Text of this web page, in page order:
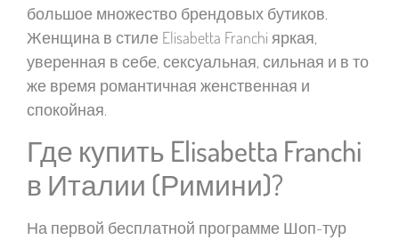
большое множество брендовых бутиков.
Женщина в стиле Elisabetta Franchi яркая,
уверенная в себе, сексуальная, сильная и в то
же время романтичная женственная и
спокойная.
Где купить Elisabetta Franchi
в Италии (Римини)?
На первой бесплатной программе Шоп-тур